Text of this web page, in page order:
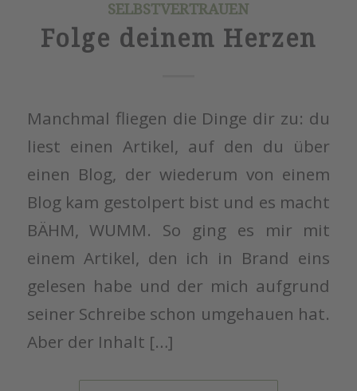
SELBSTVERTRAUEN
Folge deinem Herzen
Manchmal fliegen die Dinge dir zu: du
liest einen Artikel, auf den du über
einen Blog, der wiederum von einem
Blog kam gestolpert bist und es macht
BÄHM, WUMM. So ging es mir mit
einem Artikel, den ich in Brand eins
gelesen habe und der mich aufgrund
seiner Schreibe schon umgehauen hat.
Aber der Inhalt […]